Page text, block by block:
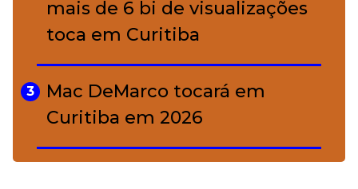
mais de 6 bi de visualizações
toca em Curitiba
3
Mac DeMarco tocará em
Curitiba em 2026